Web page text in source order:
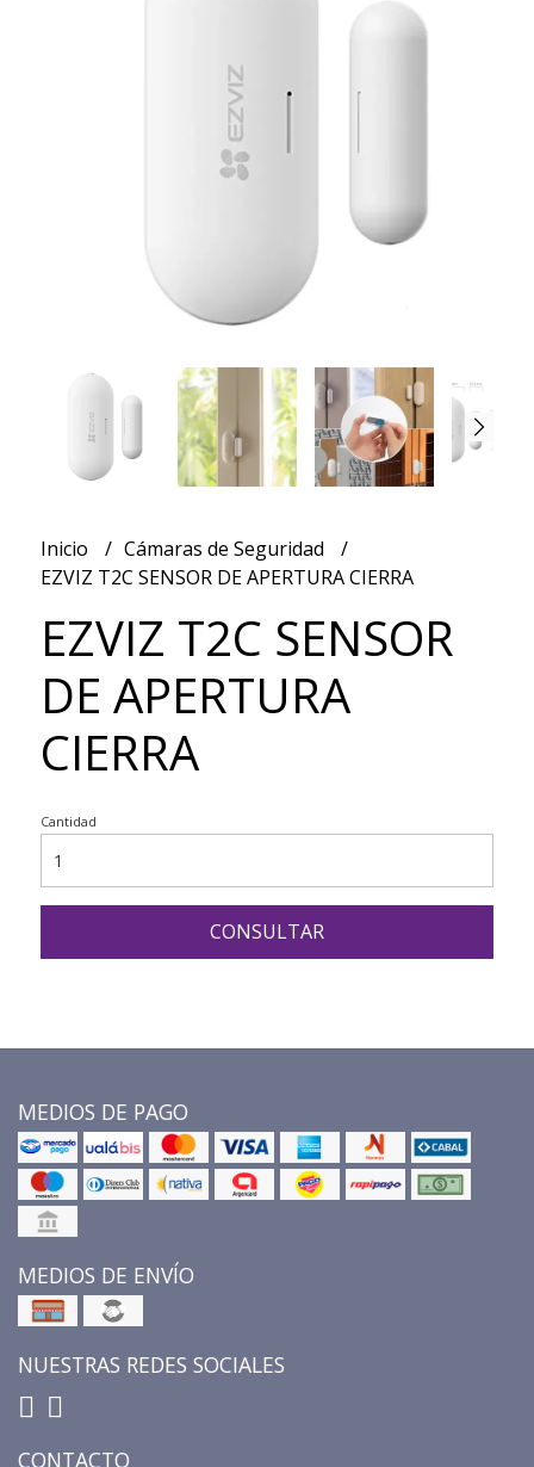
Inicio
Cámaras de Seguridad
EZVIZ T2C SENSOR DE APERTURA CIERRA
EZVIZ T2C SENSOR
DE APERTURA
CIERRA
Cantidad
CONSULTAR
MEDIOS DE PAGO
MEDIOS DE ENVÍO
NUESTRAS REDES SOCIALES
CONTACTO